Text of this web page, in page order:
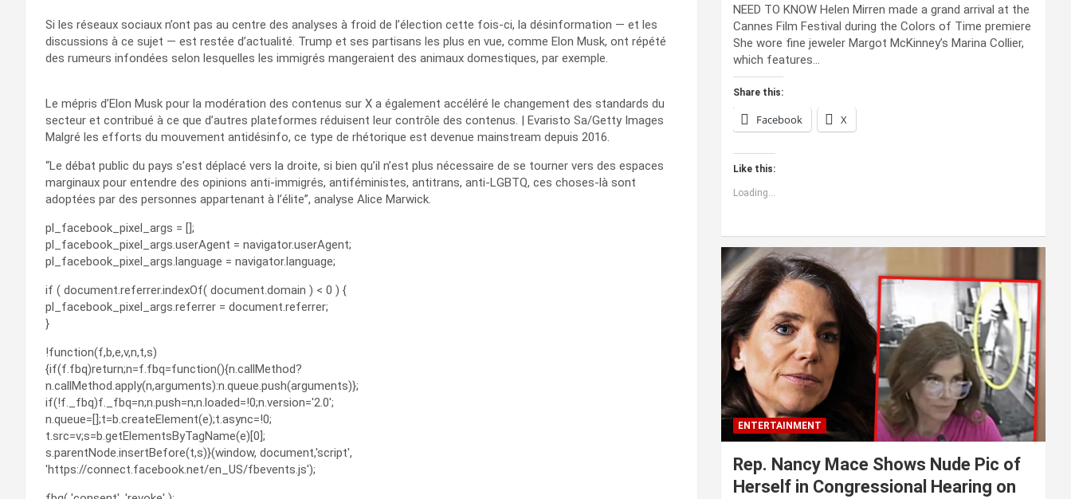
Si les réseaux sociaux n’ont pas au centre des analyses à froid de l’élection cette fois-ci, la désinformation — et les
discussions à ce sujet — est restée d’actualité. Trump et ses partisans les plus en vue, comme Elon Musk, ont répété
des rumeurs infondées selon lesquelles les immigrés mangeraient des animaux domestiques, par exemple.
Le mépris d’Elon Musk pour la modération des contenus sur X a également accéléré le changement des standards du
secteur et contribué à ce que d’autres plateformes réduisent leur contrôle des contenus. | Evaristo Sa/Getty Images
Malgré les efforts du mouvement antidésinfo, ce type de rhétorique est devenue mainstream depuis 2016.
“Le débat public du pays s’est déplacé vers la droite, si bien qu’il n’est plus nécessaire de se tourner vers des espaces
marginaux pour entendre des opinions anti-immigrés, antiféministes, antitrans, anti-LGBTQ, ces choses-là sont
adoptées par des personnes appartenant à l’élite”, analyse Alice Marwick.
pl_facebook_pixel_args = [];
pl_facebook_pixel_args.userAgent = navigator.userAgent;
pl_facebook_pixel_args.language = navigator.language;
if ( document.referrer.indexOf( document.domain ) < 0 ) {
pl_facebook_pixel_args.referrer = document.referrer;
}
!function(f,b,e,v,n,t,s)
{if(f.fbq)return;n=f.fbq=function(){n.callMethod?
n.callMethod.apply(n,arguments):n.queue.push(arguments)};
if(!f._fbq)f._fbq=n;n.push=n;n.loaded=!0;n.version='2.0';
n.queue=[];t=b.createElement(e);t.async=!0;
t.src=v;s=b.getElementsByTagName(e)[0];
s.parentNode.insertBefore(t,s)}(window, document,'script',
'https://connect.facebook.net/en_US/fbevents.js');
NEED TO KNOW Helen Mirren made a grand arrival at the
Cannes Film Festival during the Colors of Time premiere
She wore fine jeweler Margot McKinney’s Marina Collier,
which features…
Share this:
Facebook X
Like this:
Loading...
ENTERTAINMENT
Rep. Nancy Mace Shows Nude Pic of
Herself in Congressional Hearing on